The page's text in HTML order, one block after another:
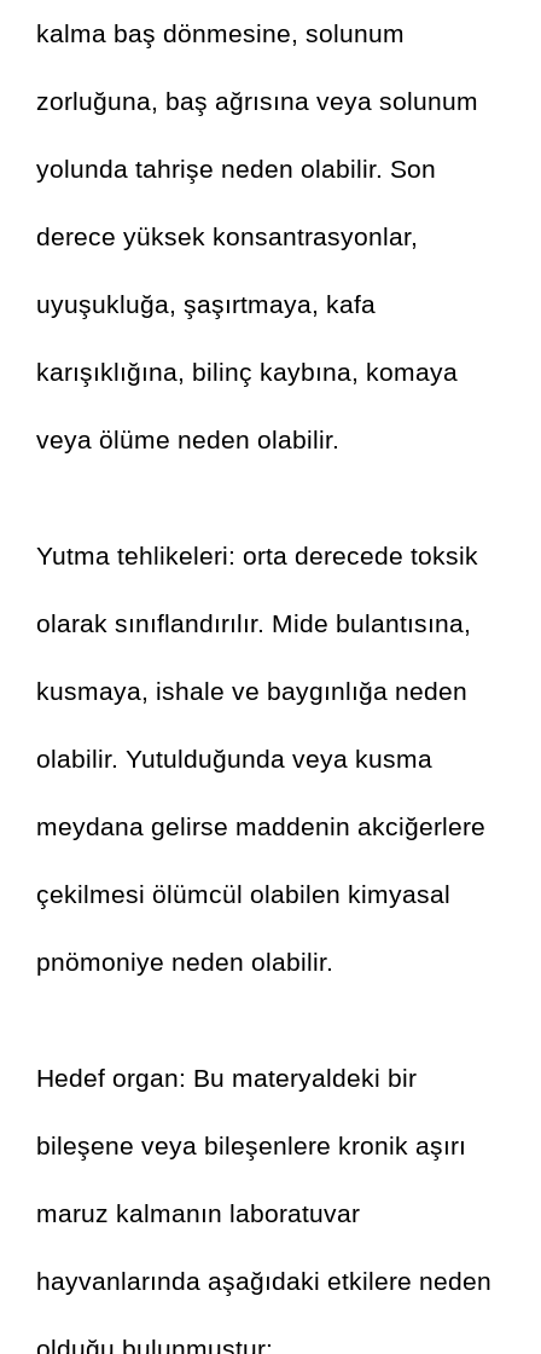
kalma baş dönmesine, solunum
zorluğuna, baş ağrısına veya solunum
yolunda tahrişe neden olabilir. Son
derece yüksek konsantrasyonlar,
uyuşukluğa, şaşırtmaya, kafa
karışıklığına, bilinç kaybına, komaya
veya ölüme neden olabilir.
Yutma tehlikeleri: orta derecede toksik
olarak sınıflandırılır. Mide bulantısına,
kusmaya, ishale ve baygınlığa neden
olabilir. Yutulduğunda veya kusma
meydana gelirse maddenin akciğerlere
çekilmesi ölümcül olabilen kimyasal
pnömoniye neden olabilir.
Hedef organ: Bu materyaldeki bir
bileşene veya bileşenlere kronik aşırı
maruz kalmanın laboratuvar
hayvanlarında aşağıdaki etkilere neden
olduğu bulunmuştur: